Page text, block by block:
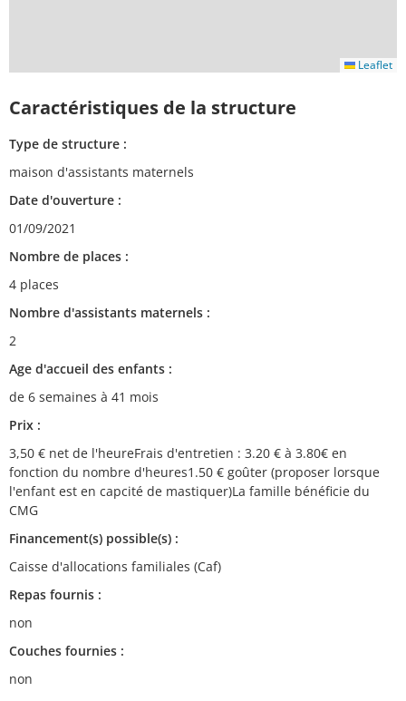
Leaflet
Caractéristiques de la structure
Type de structure :
maison d'assistants maternels
Date d'ouverture :
01/09/2021
Nombre de places :
4 places
Nombre d'assistants maternels :
2
Age d'accueil des enfants :
de 6 semaines à 41 mois
Prix :
3,50 € net de l'heureFrais d'entretien : 3.20 € à 3.80€ en
fonction du nombre d'heures1.50 € goûter (proposer lorsque
l'enfant est en capcité de mastiquer)La famille bénéficie du
CMG
Financement(s) possible(s) :
Caisse d'allocations familiales (Caf)
Repas fournis :
non
Couches fournies :
non